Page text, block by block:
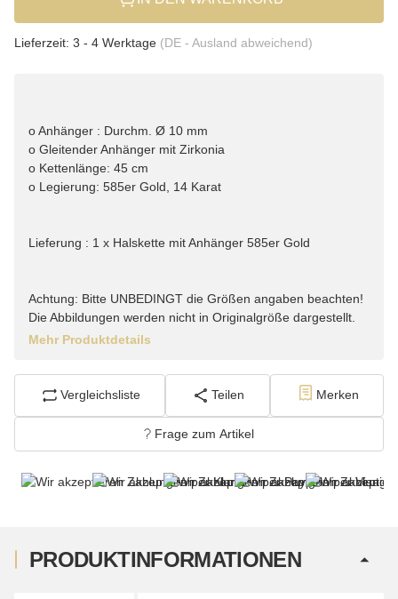
Lieferzeit: 3 - 4 Werktage (DE - Ausland abweichend)
o Anhänger : Durchm. Ø 10 mm
o Gleitender Anhänger mit Zirkonia
o Kettenlänge: 45 cm
o Legierung: 585er Gold, 14 Karat
Lieferung : 1 x Halskette mit Anhänger 585er Gold
Achtung: Bitte UNBEDINGT die Größen angaben beachten!
Die Abbildungen werden nicht in Originalgröße dargestellt.
Mehr Produktdetails
Vergleichsliste Teilen Merken
Frage zum Artikel
PRODUKTINFORMATIONEN